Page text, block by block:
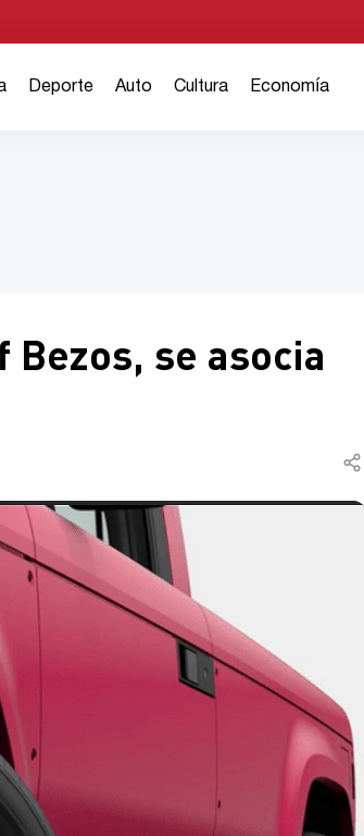
Deporte Auto Cultura Economía
se asocia